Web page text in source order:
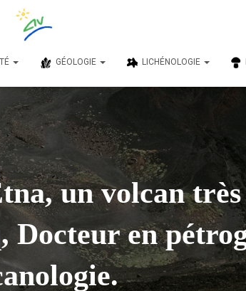
GÉOLOGIE LICHÉNOLOGIE
un volcan
Docteur en